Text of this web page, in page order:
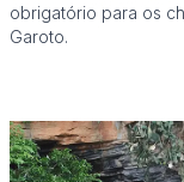
obrigatório para os
Garoto.